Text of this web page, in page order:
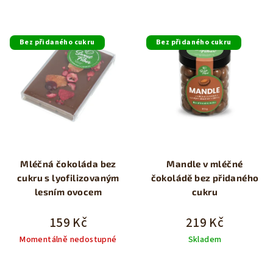
Bez přidaného cukru
Mléčná čokoláda bez
cukru s lyofilizovaným
lesním ovocem
159 Kč
Momentálně nedostupné
Bez přidaného cukru
Mandle v mléčné
čokoládě bez přidaného
cukru
219 Kč
Skladem